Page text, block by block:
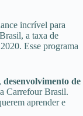
incrível para
a taxa de
Esse programa
, desenvolvimento de
Carrefour Brasil.
aprender e